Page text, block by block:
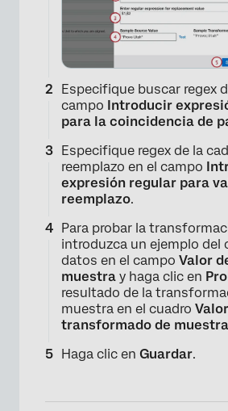
Especifique buscar regex
campo Introducir
para la coincidencia de
Especifique regex de la
reemplazo en el campo
expresión regular para
reemplazo.
Para probar la
introduzca un ejemplo del
datos en el campo Valor
muestra y haga clic en
resultado de la
muestra en el cuadro Valor
transformado de muestra
Haga clic en Guardar.